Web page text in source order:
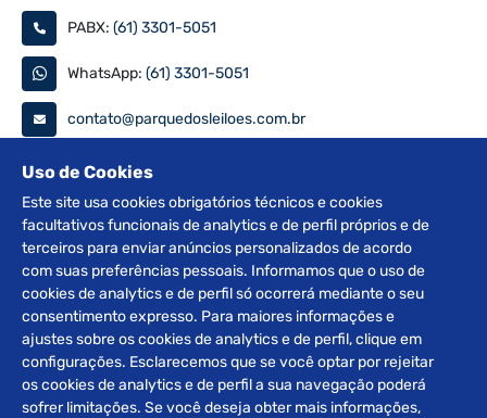
PABX: (61) 3301-5051
WhatsApp: (61) 3301-5051
contato@parquedosleiloes.com.br
Consulte seu documento
PESQUISAR
Siga nas redes
Uso de Cookies
Este site usa cookies obrigatórios técnicos e cookies
facultativos funcionais de analytics e de perfil próprios e de
terceiros para enviar anúncios personalizados de acordo
com suas preferências pessoais. Informamos que o uso de
cookies de analytics e de perfil só ocorrerá mediante o seu
consentimento expresso. Para maiores informações e
ajustes sobre os cookies de analytics e de perfil, clique em
configurações. Esclarecemos que se você optar por rejeitar
os cookies de analytics e de perfil a sua navegação poderá
sofrer limitações. Se você deseja obter mais informações,